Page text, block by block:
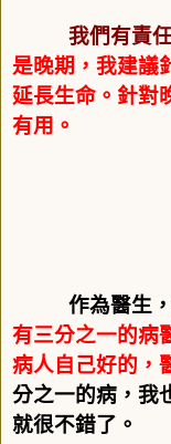
我們有責
是晚期，我建議
延長生命。針對
有用。
作為醫生
有三分之一的病
病人自己好的，
分之一的病，我
就很不錯了。